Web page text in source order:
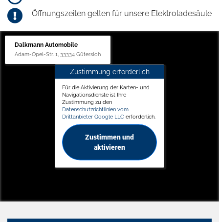
Öffnungszeiten gelten für unsere Elektroladesäule
Dalkmann Automobile
Adam-Opel-Str. 1, 33334 Gütersloh
Zustimmung erforderlich
Für die Aktivierung der Karten- und
Navigationsdienste ist Ihre
Zustimmung zu den
Datenschutzrichtlinien vom
Drittanbieter Google LLC erforderlich.
Zustimmen und
aktivieren